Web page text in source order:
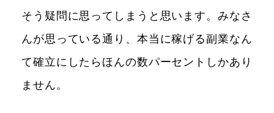
そう疑問に思ってしまうと思います。みなさ
んが思っている通り、本当に稼げる副業なん
て確立にしたらほんの数パーセントしかあり
ません。